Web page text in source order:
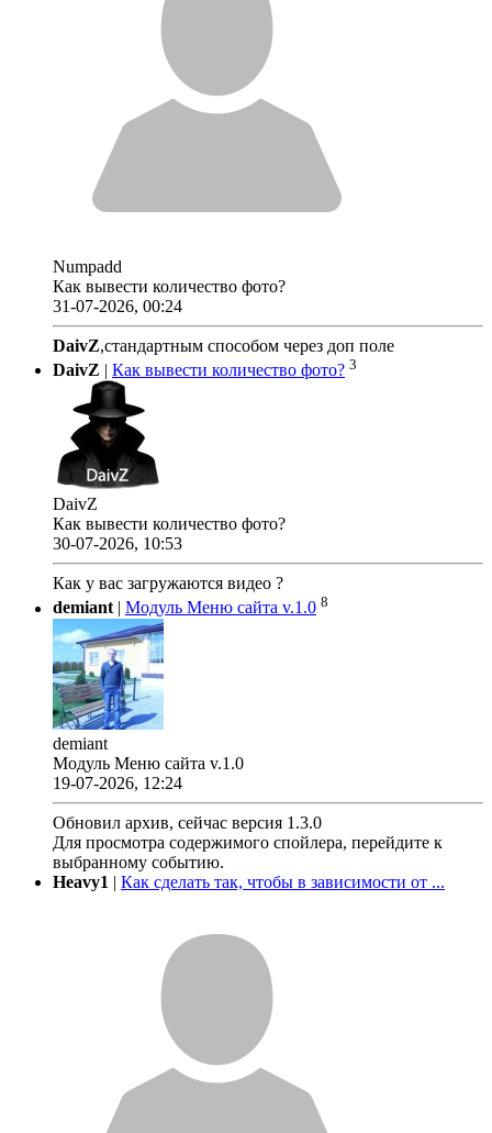
Numpadd
Как вывести количество фото?
31-07-2026, 00:24
DaivZ,стандартным способом через доп поле
DaivZ | Как вывести количество фото? 3
DaivZ
Как вывести количество фото?
30-07-2026, 10:53
Как у вас загружаются видео ?
demiant| Модуль Меню сайта v.1.0 8
demiant
Модуль Меню сайта v.1.0
19-07-2026, 12:24
Обновил архив, сейчас версия 1.3.0
Для просмотра содержимого спойлера, перейдите к
выбранному событию.
Heavy1 | Как сделать так, чтобы в зависимости от ...